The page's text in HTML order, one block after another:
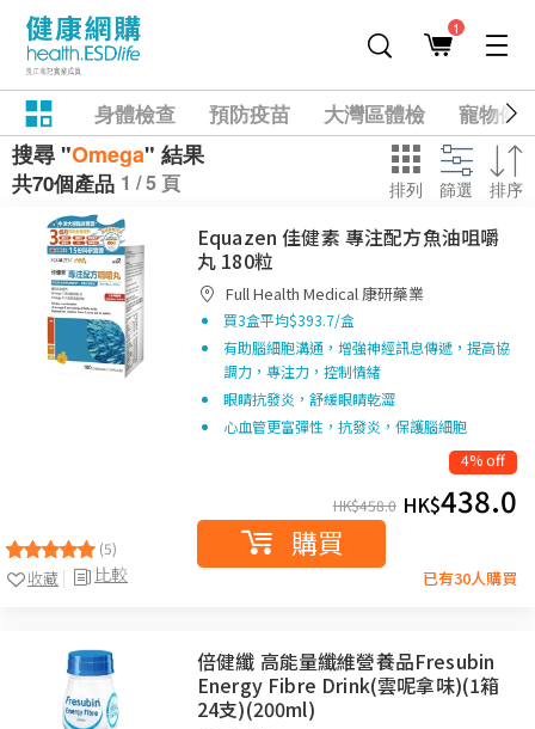
1
身體檢查 預防疫苗 大灣區體檢 寵物健
搜尋 "Omega" 結果
共70個產品 1 / 5 頁 排列 篩選 排序
(5)
比較
收藏
Equazen 佳健素 專注配方魚油咀嚼
丸 180粒
Full Health Medical 康研藥業
買3盒平均$393.7/盒
有助腦細胞溝通，增強神經訊息傳遞，提高協
調力，專注力，控制情緒
眼睛抗發炎，舒緩眼睛乾澀
心血管更富彈性，抗發炎，保護腦細胞
4% off
HK$458.0 HK$438.0
購買
已有30人購買
倍健纖 高能量纖維營養品Fresubin
Energy Fibre Drink(雲呢拿味)(1箱
24支)(200ml)